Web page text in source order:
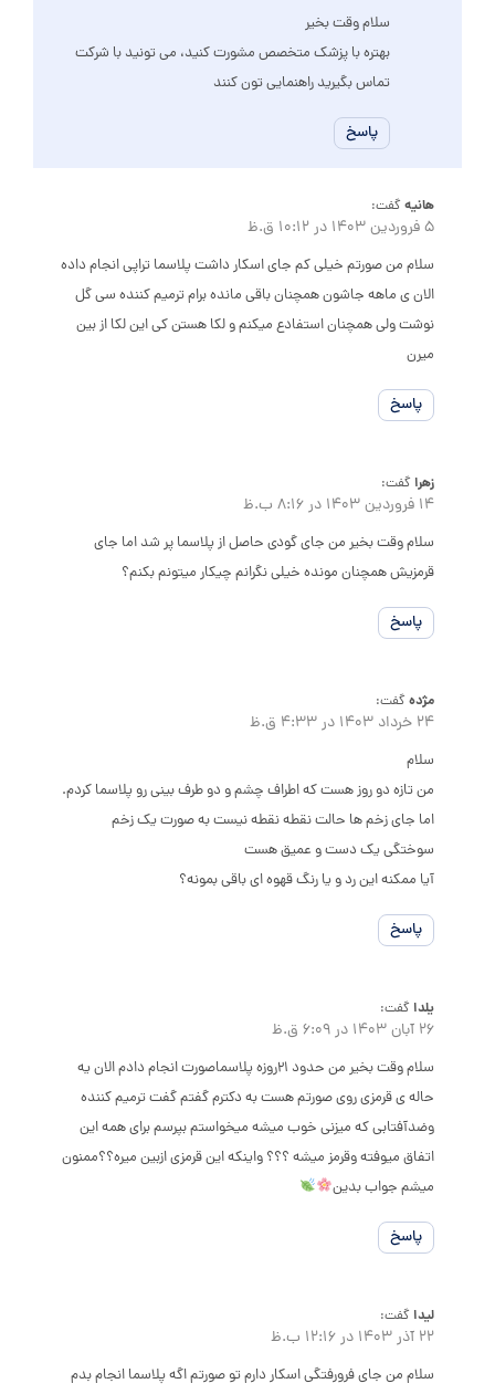
سلام وقت بخیر
بهتره با پزشک متخصص مشورت کنید، می تونید با شرکت
تماس بگیرید راهنمایی تون کنند
پاسخ
هانیه گفت:
5 فروردین 1403 در 10:12 ق.ظ
سلام من صورتم خیلی کم جای اسکار داشت پلاسما تراپی انجام داده
الان ی ماهه جاشون همچنان باقی مانده برام ترمیم کننده سی گل
نوشت ولی همچنان استفادع میکنم و لکا هستن کی این لکا از بین
میرن
پاسخ
زهرا گفت:
14 فروردین 1403 در 8:16 ب.ظ
سلام وقت بخیر من جای گودی حاصل از پلاسما پر شد اما جای
قرمزیش همچنان مونده خیلی نگرانم چیکار میتونم بکنم؟
پاسخ
مژده گفت:
24 خرداد 1403 در 4:33 ق.ظ
سلام
من تازه دو روز هست که اطراف چشم و دو طرف بینی رو پلاسما کردم.
اما جای زخم ها حالت نقطه نقطه نیست به صورت یک زخم
سوختگی یک دست و عمیق هست
آیا ممکنه این رد و یا رنگ قهوه ای باقی بمونه؟
پاسخ
یلدا گفت:
26 آبان 1403 در 6:09 ق.ظ
سلام وقت بخیر من حدود ۲۱روزه پلاسماصورت انجام دادم الان یه
حاله ی قرمزی روی صورتم هست به دکترم گفتم گفت ترمیم کننده
وضدآفتابی که میزنی خوب میشه میخواستم بپرسم برای همه این
اتفاق میوفته وقرمز میشه ؟؟؟ واینکه این قرمزی ازبین میره؟؟ممنون
میشم جواب بدین
پاسخ
لیدا گفت:
22 آذر 1403 در 12:16 ب.ظ
سلام من جای فرورفتگی اسکار دارم تو صورتم اگه پلاسما انجام بدم